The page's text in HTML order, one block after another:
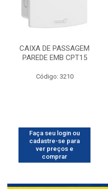
CAIXA DE PASSAGEM
PAREDE EMB CPT15
Código: 3210
Faça seu login ou
cadastre-se para
ver preços e
comprar